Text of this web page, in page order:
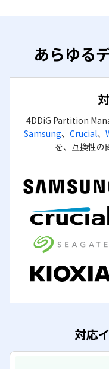
あらゆる
4DDiG Partition
Samsung、 Crucial、
を、互換性の
対応